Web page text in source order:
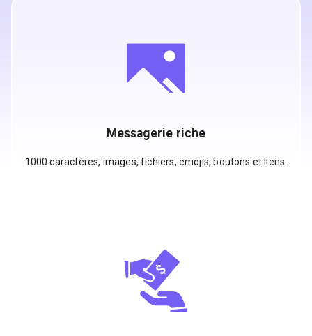
Messagerie riche
1000 caractères, images, fichiers, emojis, boutons et liens.